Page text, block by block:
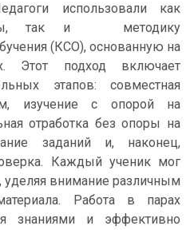
использовали как
так и методику
(КСО), основанную на
Этот подход включает
этапов: совместная
изучение с опорой на
отработка без опоры на
заданий и, наконец,
Каждый ученик мог
уделяя внимание различным
Работа в парах
знаниями и эффективно